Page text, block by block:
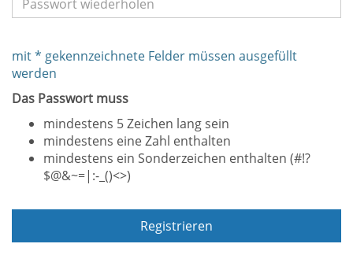
mit * gekennzeichnete Felder müssen ausgefüllt
werden
Das Passwort muss
mindestens 5 Zeichen lang sein
mindestens eine Zahl enthalten
mindestens ein Sonderzeichen enthalten (#!?
$@&~=|:-_()<>)
Registrieren